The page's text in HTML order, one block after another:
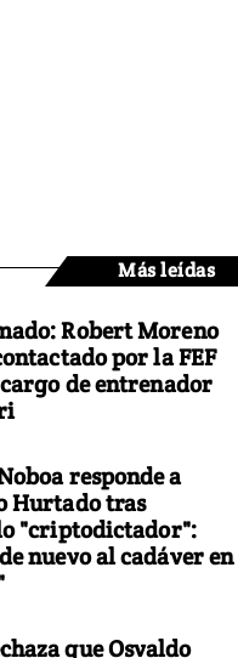
Más leídas
Robert Moreno
por la FEF
de entrenador
responde a
Hurtado tras
"criptodictador":
nuevo al cadáver en
que Osvaldo